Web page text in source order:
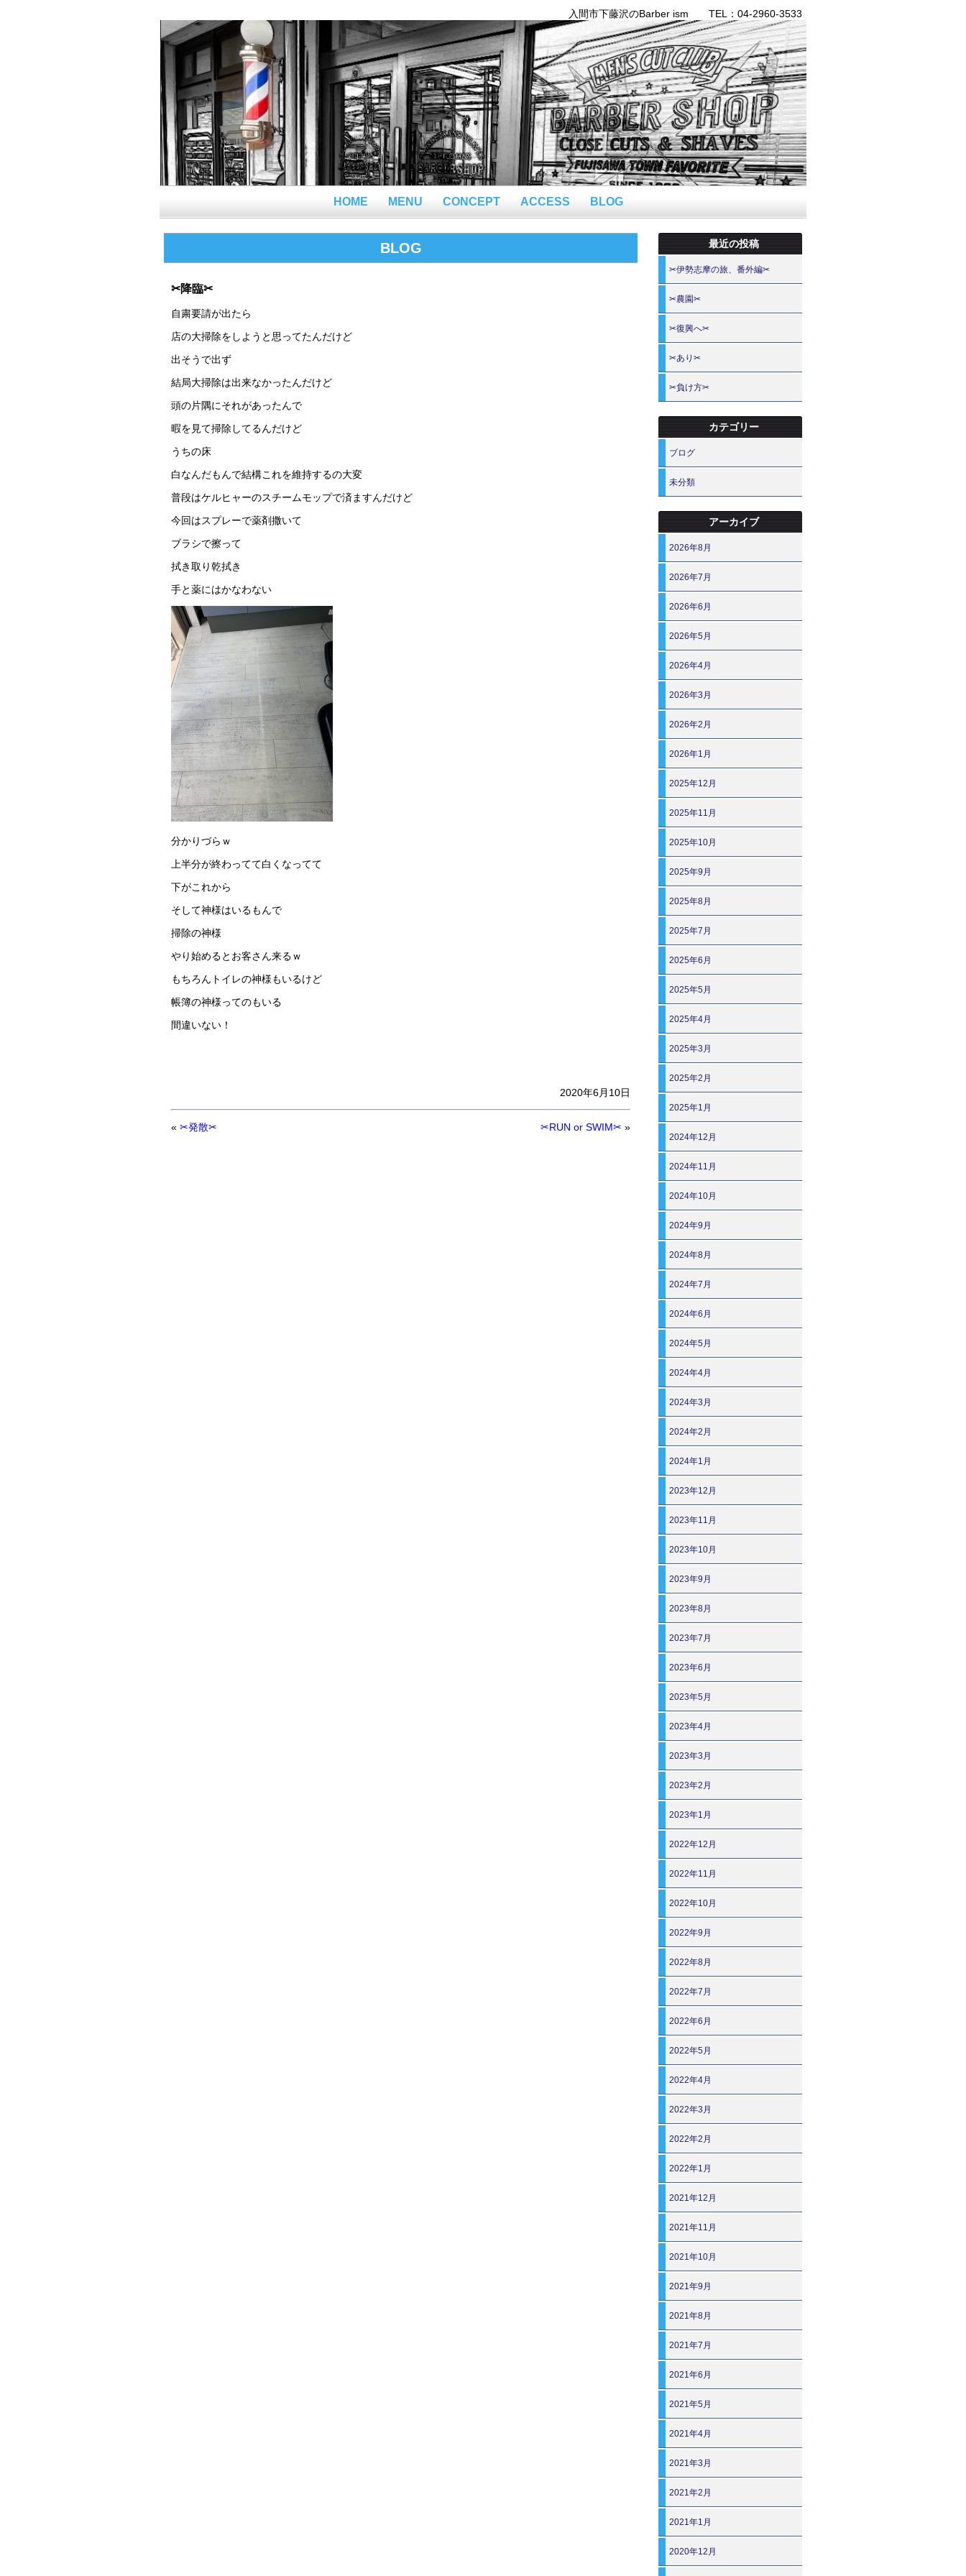
入間市下藤沢のBarber ism TEL：04-2960-3533
HOME MENU CONCEPT ACCESS BLOG
BLOG
✂降臨✂
自粛要請が出たら
店の大掃除をしようと思ってたんだけど
出そうで出ず
結局大掃除は出来なかったんだけど
頭の片隅にそれがあったんで
暇を見て掃除してるんだけど
うちの床
白なんだもんで結構これを維持するの大変
普段はケルヒャーのスチームモップで済ますんだけど
今回はスプレーで薬剤撒いて
ブラシで擦って
拭き取り乾拭き
手と薬にはかなわない
分かりづらｗ
上半分が終わってて白くなってて
下がこれから
そして神様はいるもんで
掃除の神様
やり始めるとお客さん来るｗ
もちろんトイレの神様もいるけど
帳簿の神様ってのもいる
間違いない！
2020年6月10日
« ✂発散✂ ✂RUN or SWIM✂ »
最近の投稿
✂伊勢志摩の旅、番外編✂
✂農園✂
✂復興へ✂
✂あり✂
✂負け方✂
カテゴリー
ブログ
未分類
アーカイブ
2026年8月
2026年7月
2026年6月
2026年5月
2026年4月
2026年3月
2026年2月
2026年1月
2025年12月
2025年11月
2025年10月
2025年9月
2025年8月
2025年7月
2025年6月
2025年5月
2025年4月
2025年3月
2025年2月
2025年1月
2024年12月
2024年11月
2024年10月
2024年9月
2024年8月
2024年7月
2024年6月
2024年5月
2024年4月
2024年3月
2024年2月
2024年1月
2023年12月
2023年11月
2023年10月
2023年9月
2023年8月
2023年7月
2023年6月
2023年5月
2023年4月
2023年3月
2023年2月
2023年1月
2022年12月
2022年11月
2022年10月
2022年9月
2022年8月
2022年7月
2022年6月
2022年5月
2022年4月
2022年3月
2022年2月
2022年1月
2021年12月
2021年11月
2021年10月
2021年9月
2021年8月
2021年7月
2021年6月
2021年5月
2021年4月
2021年3月
2021年2月
2021年1月
2020年12月